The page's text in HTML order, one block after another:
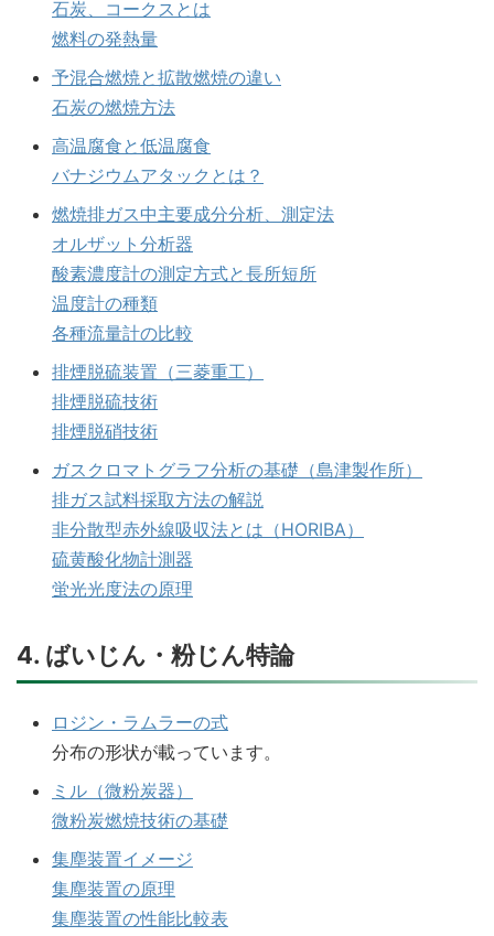
石炭、コークスとは
燃料の発熱量
予混合燃焼と拡散燃焼の違い
石炭の燃焼方法
高温腐食と低温腐食
バナジウムアタックとは？
燃焼排ガス中主要成分分析、測定法
オルザット分析器
酸素濃度計の測定方式と長所短所
温度計の種類
各種流量計の比較
排煙脱硫装置（三菱重工）
排煙脱硫技術
排煙脱硝技術
ガスクロマトグラフ分析の基礎（島津製作所）
排ガス試料採取方法の解説
非分散型赤外線吸収法とは（HORIBA）
硫黄酸化物計測器
蛍光光度法の原理
4. ばいじん・粉じん特論
ロジン・ラムラーの式
分布の形状が載っています。
ミル（微粉炭器）
微粉炭燃焼技術の基礎
集塵装置イメージ
集塵装置の原理
集塵装置の性能比較表